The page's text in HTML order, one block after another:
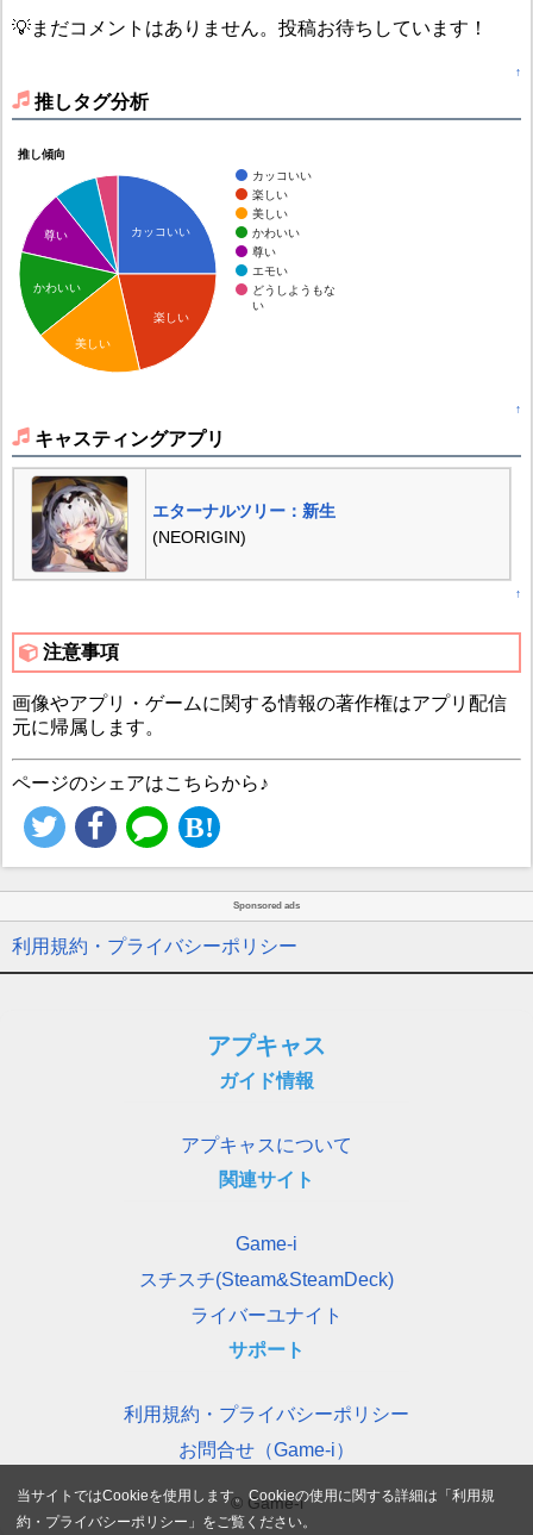
💡まだコメントはありません。投稿お待ちしています！
↑
推しタグ分析
推し傾向
カッコいい
楽しい
美しい
かわいい
尊い
エモい
どうしようもな
い
カッコいい
楽しい
尊い
かわいい
美しい
↑
キャスティングアプリ
エターナルツリー：新生
(NEORIGIN)
↑
注意事項
画像やアプリ・ゲームに関する情報の著作権はアプリ配信
元に帰属します。
ページのシェアはこちらから♪
Sponsored ads
利用規約・プライバシーポリシー
アプキャス
ガイド情報
アプキャスについて
関連サイト
Game-i
スチスチ(Steam&SteamDeck)
ライバーユナイト
サポート
利用規約・プライバシーポリシー
お問合せ（Game-i）
© Game-i
当サイトではCookieを使用します。Cookieの使用に関する詳細は「利用規
約・プライバシーポリシー 」をご覧ください。